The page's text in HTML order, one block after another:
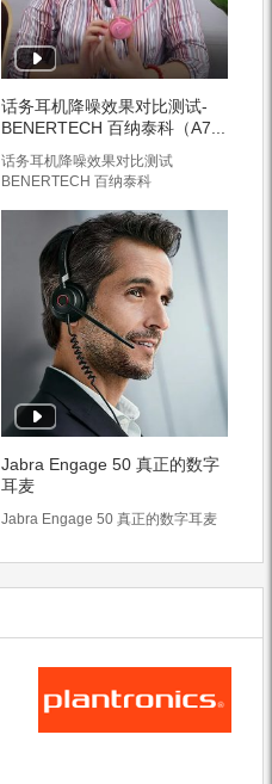
话务耳机降噪效果对比测试-
BENERTECH 百纳泰科（A7...
话务耳机降噪效果对比测试
BENERTECH 百纳泰科
Jabra Engage 50 真正的数字
耳麦
Jabra Engage 50 真正的数字耳麦